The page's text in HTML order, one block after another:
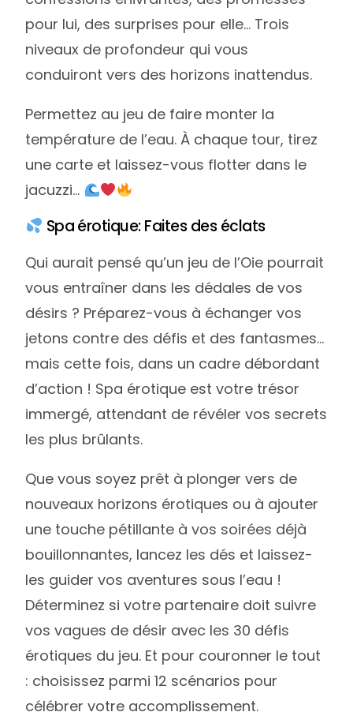
pour lui, des surprises pour elle… Trois
niveaux de profondeur qui vous
conduiront vers des horizons inattendus.
Permettez au jeu de faire monter la
température de l’eau. À chaque tour, tirez
une carte et laissez-vous flotter dans le
jacuzzi…
Spa érotique: Faites des éclats
Qui aurait pensé qu’un jeu de l’Oie pourrait
vous entraîner dans les dédales de vos
désirs ? Préparez-vous à échanger vos
jetons contre des défis et des fantasmes…
mais cette fois, dans un cadre débordant
d’action ! Spa érotique est votre trésor
immergé, attendant de révéler vos secrets
les plus brûlants.
Que vous soyez prêt à plonger vers de
nouveaux horizons érotiques ou à ajouter
une touche pétillante à vos soirées déjà
bouillonnantes, lancez les dés et laissez-
les guider vos aventures sous l’eau !
Déterminez si votre partenaire doit suivre
vos vagues de désir avec les 30 défis
érotiques du jeu. Et pour couronner le tout
: choisissez parmi 12 scénarios pour
célébrer votre accomplissement.